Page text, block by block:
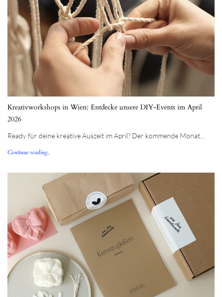
Kreativworkshops in Wien: Entdecke unsere DIY-Events im April
2026
Ready für deine kreative Auszeit im April? Der kommende Monat…
Continue reading...